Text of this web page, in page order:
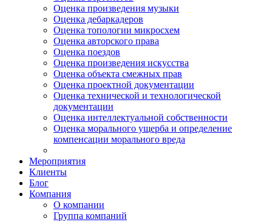
Оценка произведения музыки
Оценка дебаркадеров
Оценка топологии микросхем
Оценка авторского права
Оценка поездов
Оценка произведения искусства
Оценка объекта смежных прав
Оценка проектной документации
Оценка технической и технологической
документации
Оценка интеллектуальной собственности
Оценка морального ущерба и определение
компенсации морального вреда
Мероприятия
Клиенты
Блог
Компания
О компании
Группа компаний